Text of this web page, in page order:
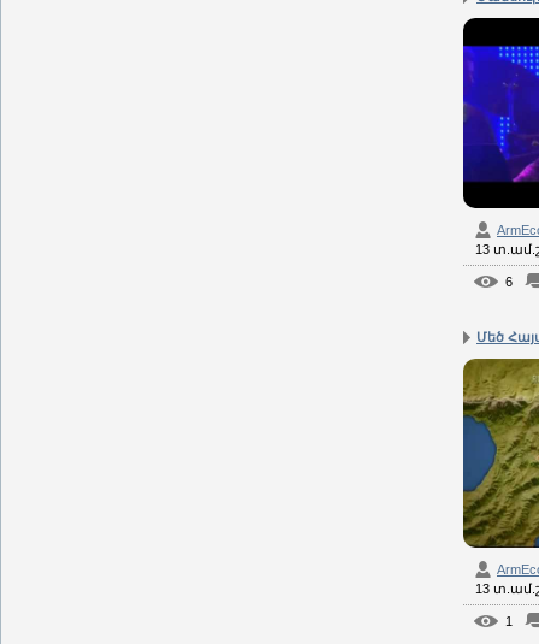
13
6
Մեծ
13
1